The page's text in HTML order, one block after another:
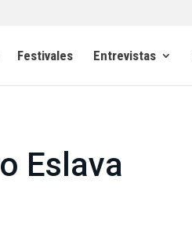
Festivales Entrevistas
Eslava